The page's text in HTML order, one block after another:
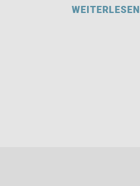
WEITERLESEN